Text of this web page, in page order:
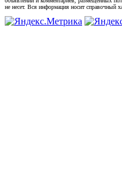
не несет. Вся информация носит справочный